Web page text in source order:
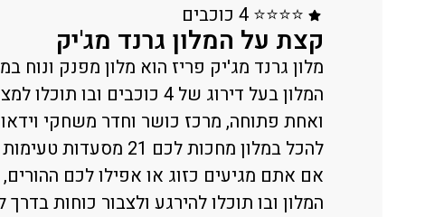
⭐⭐⭐⭐ 4 כוכבים
קצת על המלון גרנד מג'יק
מלון גרנד מג'יק פריז הוא מלון מפנק
ואחת פתוחה, מרכז כושר וחדר משחקי
להכל במלון מחכות
אם אתם מגיעים כזוג או אפילו לכם
המלון ובו תוכלו להירגע ולצבור כוחות בדרך